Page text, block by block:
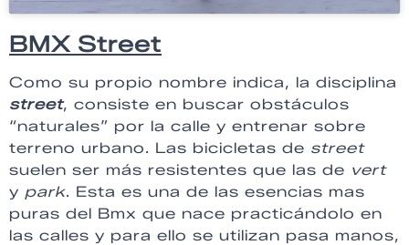
BMX Street
Como su propio nombre indica, la disciplina
street, consiste en buscar obstáculos
“naturales” por la calle y entrenar sobre
terreno urbano. Las bicicletas de street
suelen ser más resistentes que las de vert
y park. Esta es una de las esencias mas
puras del Bmx que nace practicándolo en
las calles y para ello se utilizan pasa manos,